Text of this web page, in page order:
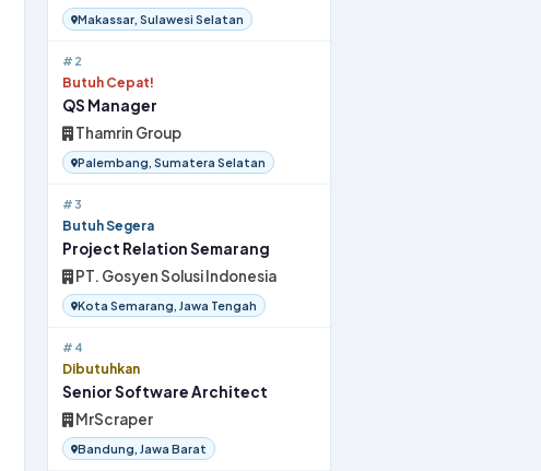
Makassar, Sulawesi Selatan
#2
Butuh Cepat!
QS Manager
Thamrin Group
Palembang, Sumatera Selatan
#3
Butuh Segera
Project Relation Semarang
PT. Gosyen Solusi Indonesia
Kota Semarang, Jawa Tengah
#4
Dibutuhkan
Senior Software Architect
MrScraper
Bandung, Jawa Barat